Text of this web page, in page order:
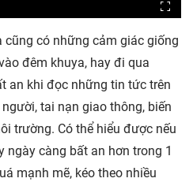
cũng có những cảm giác giống
đêm khuya, hay đi qua
an khi đọc những tin tức trên
tai nạn giao thông, biến
trường. Có thể hiểu được nếu
càng bất an hơn trong 1
mạnh mẽ, kéo theo nhiều